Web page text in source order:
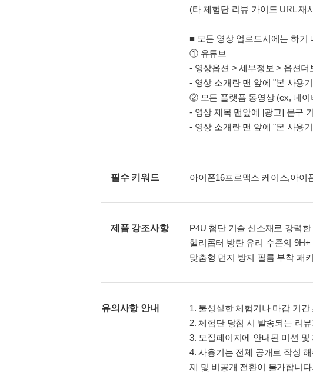
(타 체험단 리뷰 가이드 URL 재
■ 모든 영상 업로드시에는 하기
① 유튜브
- 영상옵션 > 세부정보 > 옵션
- 영상 소개란 맨 앞에 "본 사용
② 모든 플랫폼 동영상 (ex, 네이
- 영상 제목 맨앞에 [광고] 문구
- 영상 소개란 맨 앞에 "본 사용
필수 키워드 아이폰16프로맥스 케이스,아이
제품 강조사항
P4U 첨단 기술 신소재로 강력
헬리콥터 방탄 유리 수준의
맞춤형 먼지 방지 필름 부착 패
유의사항 안내
1. 불성실한 체험기나 마감 기
2. 체험단 당첨 시 발송되는 리
3. 모집페이지에 안내된 미션
4. 사용기는 전체 공개로 작성
제 및 비공개 전환이 불가합니다